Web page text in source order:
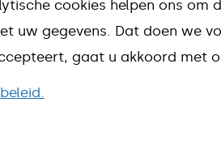
Doe dit ruim
meer kans van slagen.
cookies helpen ons om
uw gegevens. Dat doen we
gaat u akkoord met